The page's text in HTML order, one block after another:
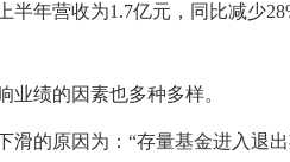
半年营收为1.7亿元，同比减少
业绩的因素也多种多样。
滑的原因为：“存量基金进入退